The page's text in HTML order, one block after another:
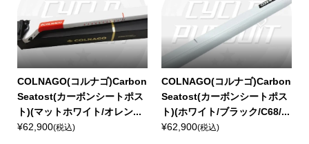
COLNAGO(コルナゴ)Carbon
Seatost(カーボンシートポス
ト)(マットホワイト/オレン...
¥62,900(税込)
COLNAGO(コルナゴ)Carbon
Seatost(カーボンシートポス
ト)(ホワイト/ブラック/C68/...
¥62,900(税込)